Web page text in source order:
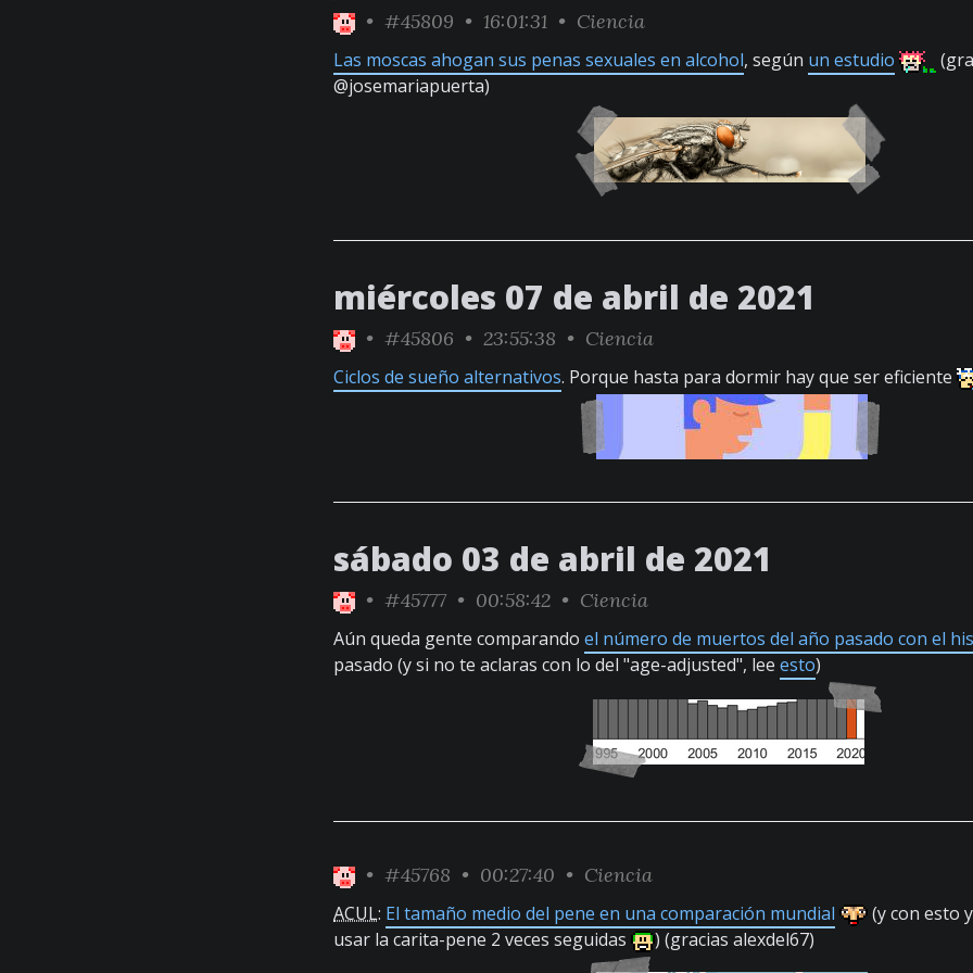
• #45809 • 16:01:31 • Ciencia
Las moscas ahogan sus penas sexuales en alcohol, según un estudio
@josemariapuerta)
miércoles 07 de abril de 2021
• #45806 • 23:55:38 • Ciencia
Ciclos de sueño alternativos. Porque hasta para dormir hay que ser eficiente
sábado 03 de abril de 2021
• #45777 • 00:58:42 • Ciencia
Aún queda gente comparando el número de muertos del año pasado con el
pasado (y si no te aclaras con lo del "age-adjusted", lee esto)
• #45768 • 00:27:40 • Ciencia
ACUL: El tamaño medio del pene en una comparación mundial
(y con esto
usar la carita-pene 2 veces seguidas
) (gracias alexdel67)